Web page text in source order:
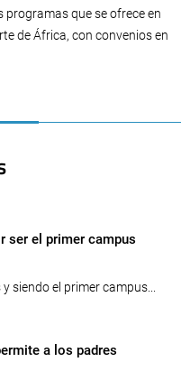
que se ofrece en
de África, con convenios en
ser el primer campus
siendo el primer campus...
a los padres